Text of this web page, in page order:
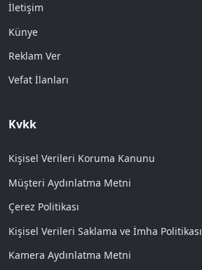
İletişim
Künye
Reklam Ver
Vefat İlanları
Kvkk
Kişisel Verileri Koruma Kanunu
Müşteri Aydınlatma Metni
Çerez Politikası
Kişisel Verileri Saklama ve İmha Politikası
Kamera Aydınlatma Metni